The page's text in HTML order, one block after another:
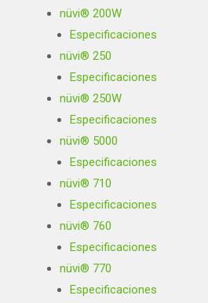
nüvi® 200W
Especificaciones
nüvi® 250
Especificaciones
nüvi® 250W
Especificaciones
nüvi® 5000
Especificaciones
nüvi® 710
Especificaciones
nüvi® 760
Especificaciones
nüvi® 770
Especificaciones